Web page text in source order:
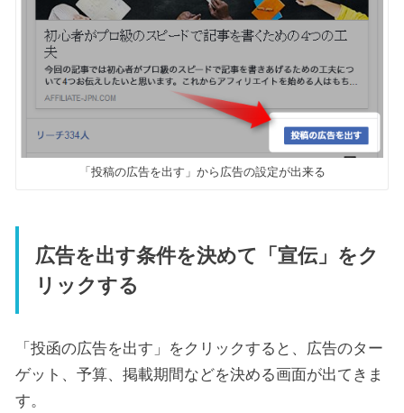
「投稿の広告を出す」から広告の設定が出来る
広告を出す条件を決めて「宣伝」をク
リックする
「投函の広告を出す」をクリックすると、広告のター
ゲット、予算、掲載期間などを決める画面が出てきま
す。